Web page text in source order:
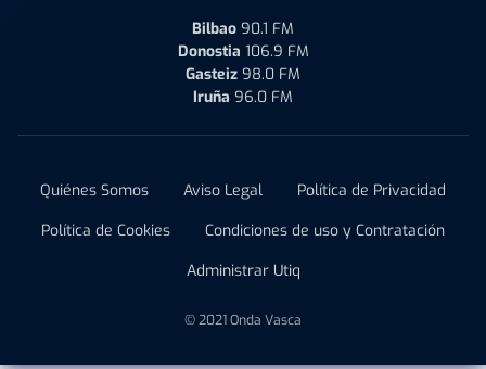
Bilbao 90.1 FM
Donostia 106.9 FM
Gasteiz 98.0 FM
Iruña 96.0 FM
Quiénes Somos Aviso Legal
Política de Privacidad
Política de Cookies
Condiciones de uso y Contratación
Administrar Utiq
© 2021 Onda Vasca